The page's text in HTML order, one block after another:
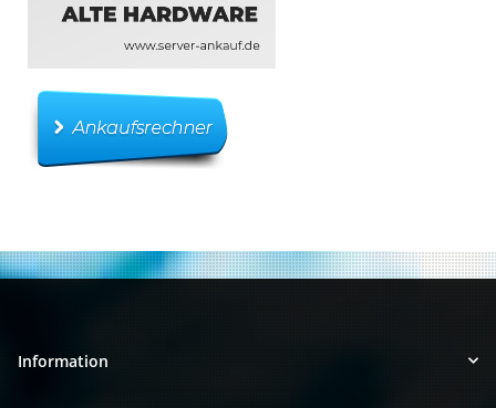
Information